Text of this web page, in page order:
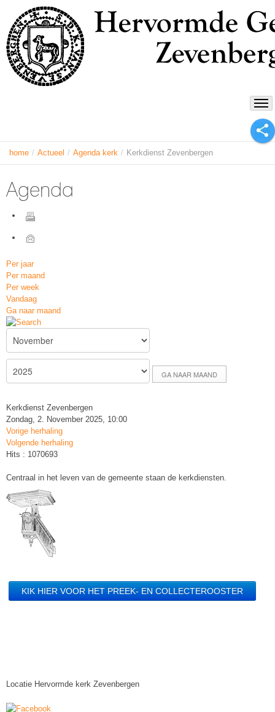
home / Actueel / Agenda kerk / Kerkdienst Zevenbergen
Agenda
Per jaar
Per maand
Per week
Vandaag
Ga naar maand
GA NAAR MAAND
Kerkdienst Zevenbergen
Zondag, 2. November 2025, 10:00
Vorige herhaling
Volgende herhaling
Hits : 1070693
Centraal in het leven van de gemeente staan de kerkdiensten.
KIK HIER VOOR HET PREEK- EN COLLECTEROOSTER
Locatie Hervormde kerk Zevenbergen